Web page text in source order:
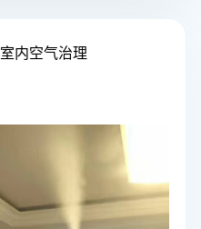
室内空气治理